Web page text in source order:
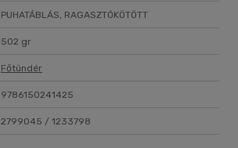
PUHATÁBLÁS, RAGASZTÓKÖTÖTT
502 gr
Főtündér
9786150241425
2799045 / 1233798